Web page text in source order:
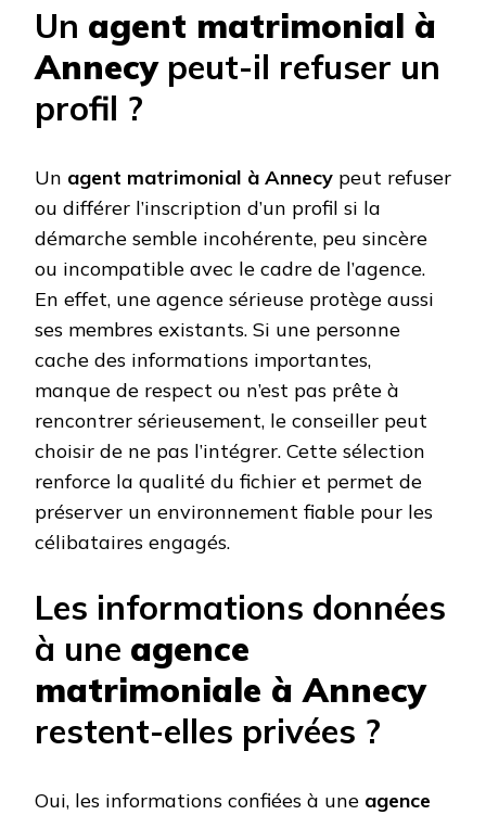
Un agent matrimonial à
Annecypeut-il refuser un
profil ?
Un agent matrimonial à Annecy peut refuser
ou différer l’inscription d’un profil si la
démarche semble incohérente, peu sincère
ou incompatible avec le cadre de l’agence.
En effet, une agence sérieuse protège aussi
ses membres existants. Si une personne
cache des informations importantes,
manque de respect ou n’est pas prête à
rencontrer sérieusement, le conseiller peut
choisir de ne pas l’intégrer. Cette sélection
renforce la qualité du fichier et permet de
préserver un environnement fiable pour les
célibataires engagés.
Les informations données
à une agence
matrimoniale à Annecy
restent-elles privées ?
Oui, les informations confiées à une agence